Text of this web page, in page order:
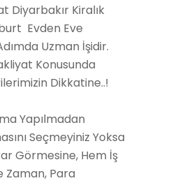
Diyarbakır Kiralık
Evden Eve
Uzman İşidir.
Konusunda
Dikkatine..!
Yapılmadan
Seçmeyiniz Yoksa
Görmesine, Hem İş
Zaman, Para